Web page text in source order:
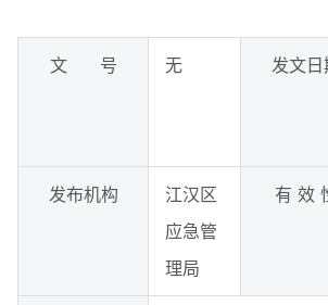
文 号 无 发文日
发布机构
江汉区
应急管
理局
有 效